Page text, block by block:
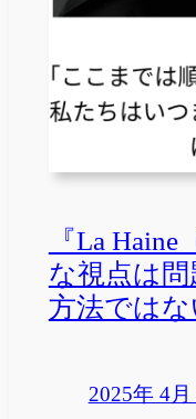
『La
な視点は
方法ではな
2025年 4月